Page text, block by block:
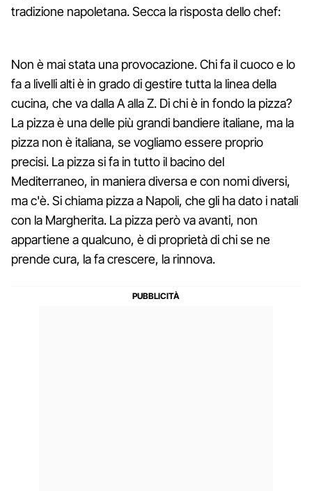
tradizione napoletana. Secca la risposta dello chef:
Non è mai stata una provocazione. Chi fa il cuoco e lo
fa a livelli alti è in grado di gestire tutta la linea della
cucina, che va dalla A alla Z. Di chi è in fondo la pizza?
La pizza è una delle più grandi bandiere italiane, ma la
pizza non è italiana, se vogliamo essere proprio
precisi. La pizza si fa in tutto il bacino del
Mediterraneo, in maniera diversa e con nomi diversi,
ma c'è. Si chiama pizza a Napoli, che gli ha dato i natali
con la Margherita. La pizza però va avanti, non
appartiene a qualcuno, è di proprietà di chi se ne
prende cura, la fa crescere, la rinnova.